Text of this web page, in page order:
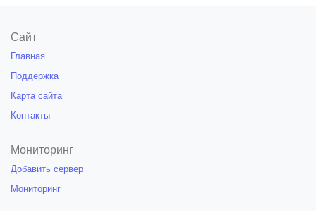
Сайт
Главная
Поддержка
Карта сайта
Контакты
Мониторинг
Добавить сервер
Мониторинг